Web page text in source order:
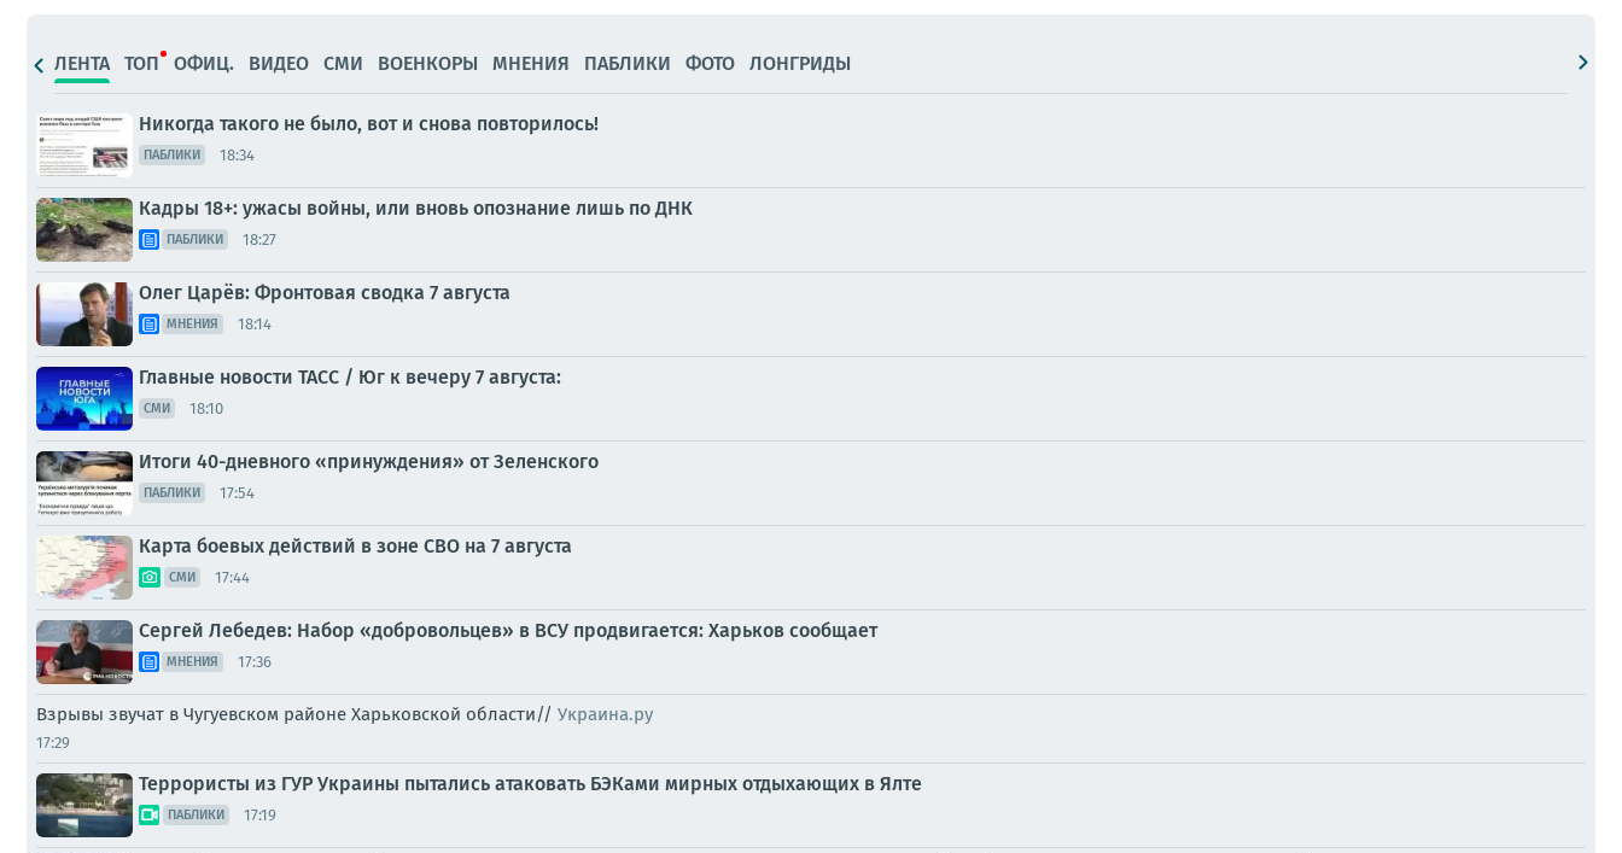
ЛЕНТА ТОП ОФИЦ. ВИДЕО СМИ ВОЕНКОРЫ МНЕНИЯ ПАБЛИКИ ФОТО ЛОНГРИДЫ
Никогда такого не было, вот и снова повторилось!
ПАБЛИКИ 18:34
Кадры 18+: ужасы войны, или вновь опознание лишь по ДНК
ПАБЛИКИ 18:27
Олег Царёв: Фронтовая сводка 7 августа
МНЕНИЯ 18:14
Главные новости ТАСС / Юг к вечеру 7 августа:
СМИ 18:10
Итоги 40-дневного «принуждения» от Зеленского
ПАБЛИКИ 17:54
Карта боевых действий в зоне СВО на 7 августа
СМИ 17:44
Сергей Лебедев: Набор «добровольцев» в ВСУ продвигается: Харьков сообщает
МНЕНИЯ 17:36
Взрывы звучат в Чугуевском районе Харьковской области// Украина.ру
17:29
Террористы из ГУР Украины пытались атаковать БЭКами мирных отдыхающих в Ялте
ПАБЛИКИ 17:19